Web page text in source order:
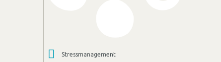
Stressmanagement